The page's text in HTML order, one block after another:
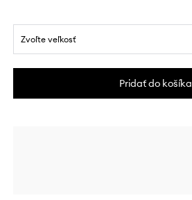
Zvoľte veľkosť
Pridať do košíka